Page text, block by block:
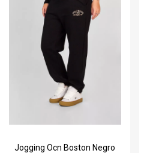
Jogging Ocn Boston Negro